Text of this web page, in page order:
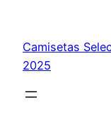
contenido
Camisetas
2025